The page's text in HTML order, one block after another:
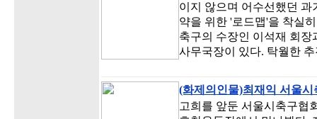
이지 않으며 어수선했던
약을 위한 '로드맵'을 착실
축구의 수장인 이석재 회
사무국장이 있다. 탁월한
(화제의인물)최재익 서울
고희를 앞둔 서울시축구협